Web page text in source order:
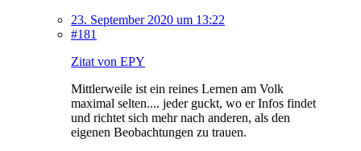
23. September 2020 um 13:22
#181
Zitat von EPY
Mittlerweile ist ein reines Lernen am Volk
maximal selten.... jeder guckt, wo er Infos findet
und richtet sich mehr nach anderen, als den
eigenen Beobachtungen zu trauen.